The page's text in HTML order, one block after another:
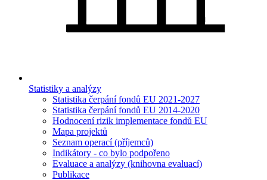
Statistiky a analýzy
Statistika čerpání fondů EU 2021-2027
Statistika čerpání fondů EU 2014-2020
Hodnocení rizik implementace fondů EU
Mapa projektů
Seznam operací (příjemců)
Indikátory - co bylo podpořeno
Evaluace a analýzy (knihovna evaluací)
Publikace